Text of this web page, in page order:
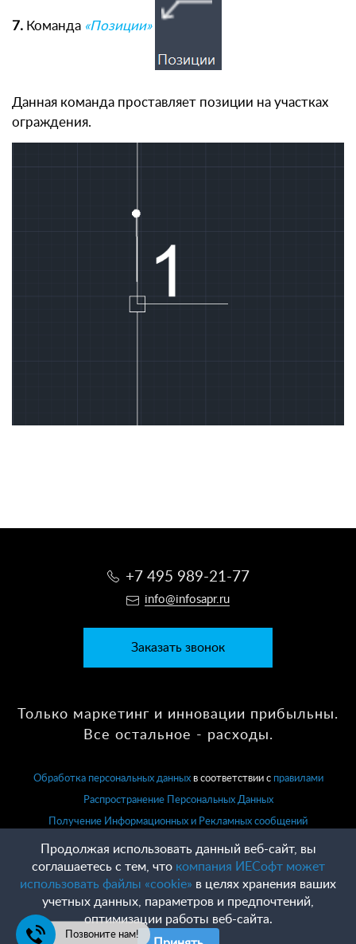
7. Команда «Позиции»
Данная команда проставляет позиции на участках
ограждения.
+7 495 989-21-77
info@infosapr.ru
Заказать звонок
Только маркетинг и инновации прибыльны.
Все остальное - расходы.
Обработка персональных данныхв соответствии с правилами
Распространение Персональных Данных
Получение Информационных и Рекламных сообщений
Продолжая использовать данный веб-сайт, вы
соглашаетесь с тем, что компания ИЕСофт может
использовать файлы «cookie» в целях хранения ваших
учетных данных, параметров и предпочтений,
оптимизации работы веб-сайта.
Позвоните нам!